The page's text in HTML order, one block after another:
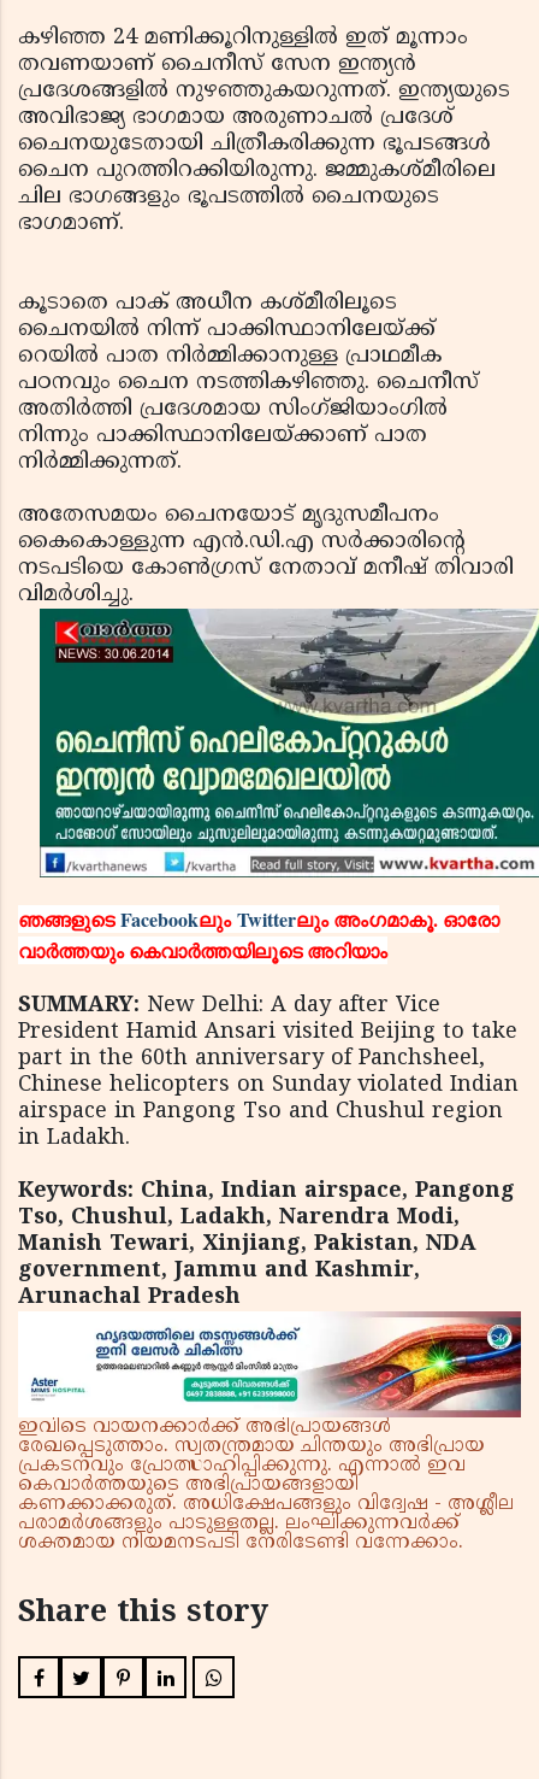
കഴിഞ്ഞ 24 മണിക്കൂറിനുള്ളില്‍ ഇത് മൂന്നാം
തവണയാണ് ചൈനീസ് സേന ഇന്ത്യന്‍
പ്രദേശങ്ങളില്‍ നുഴഞ്ഞുകയറുന്നത്. ഇന്ത്യയുടെ
അവിഭാജ്യ ഭാഗമായ അരുണാചല്‍ പ്രദേശ്
ചൈനയുടേതായി ചിത്രീകരിക്കുന്ന ഭൂപടങ്ങള്‍
ചൈന പുറത്തിറക്കിയിരുന്നു. ജമ്മുകശ്മീരിലെ
ചില ഭാഗങ്ങളും ഭൂപടത്തില്‍ ചൈനയുടെ
ഭാഗമാണ്.
കൂടാതെ പാക് അധീന കശ്മീരിലൂടെ
ചൈനയില്‍ നിന്ന് പാക്കിസ്ഥാനിലേയ്ക്ക്
റെയില്‍ പാത നിര്‍മ്മിക്കാനുള്ള പ്രാഥമീക
പഠനവും ചൈന നടത്തികഴിഞ്ഞു. ചൈനീസ്
അതിര്‍ത്തി പ്രദേശമായ സിംഗ്ജിയാംഗില്‍
നിന്നും പാക്കിസ്ഥാനിലേയ്ക്കാണ് പാത
നിര്‍മ്മിക്കുന്നത്.
അതേസമയം ചൈനയോട് മൃദുസമീപനം
കൈകൊള്ളുന്ന എന്‍.ഡി.എ സര്‍ക്കാരിന്റെ
നടപടിയെ കോണ്‍ഗ്രസ് നേതാവ് മനീഷ് തിവാരി
വിമര്‍ശിച്ചു.
ഞങ്ങളുടെFacebookലുംTwitterലും അംഗമാകൂ. ഓരോ
വാര്‍ത്തയും കെവാര്‍ത്തയിലൂടെ അറിയാം
SUMMARY: New Delhi: A day after Vice
President Hamid Ansari visited Beijing to take
part in the 60th anniversary of Panchsheel,
Chinese helicopters on Sunday violated Indian
airspace in Pangong Tso and Chushul region
in Ladakh.
Keywords: China, Indian airspace, Pangong
Tso, Chushul, Ladakh, Narendra Modi,
Manish Tewari, Xinjiang, Pakistan, NDA
government, Jammu and Kashmir,
Arunachal Pradesh
ഇവിടെ വായനക്കാർക്ക് അഭിപ്രായങ്ങൾ
രേഖപ്പെടുത്താം. സ്വതന്ത്രമായ ചിന്തയും അഭിപ്രായ
പ്രകടനവും പ്രോത്സാഹിപ്പിക്കുന്നു. എന്നാൽ ഇവ
കെവാർത്തയുടെ അഭിപ്രായങ്ങളായി
കണക്കാക്കരുത്. അധിക്ഷേപങ്ങളും വിദ്വേഷ - അശ്ലീല
പരാമർശങ്ങളും പാടുള്ളതല്ല. ലംഘിക്കുന്നവർക്ക്
ശക്തമായ നിയമനടപടി നേരിടേണ്ടി വന്നേക്കാം.
Share this story